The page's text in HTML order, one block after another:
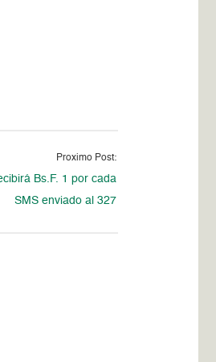
Proximo Post:
Bs.F. 1 por cada
SMS enviado al 327